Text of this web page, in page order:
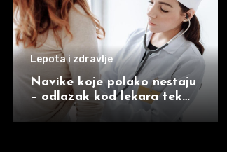
Lepota i zdravlje
Navike koje polako nestaju
– odlazak kod lekara tek
kada zaboli